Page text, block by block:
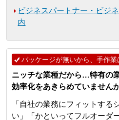
ビジネスパートナー・ビジ
内
パッケージが無いから、手作業
ニッチな業種だから…特有
効率化をあきらめていません
「自社の業務にフィットする
い」「かといってフルオーダ